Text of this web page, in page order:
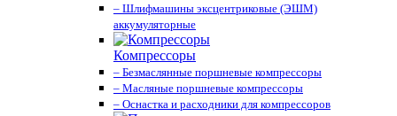
– Шлифмашины эксцентриковые (ЭШМ)
аккумуляторные
Компрессоры
– Безмаслянные поршневые компрессоры
– Масляные поршневые компрессоры
– Оснастка и расходники для компрессоров